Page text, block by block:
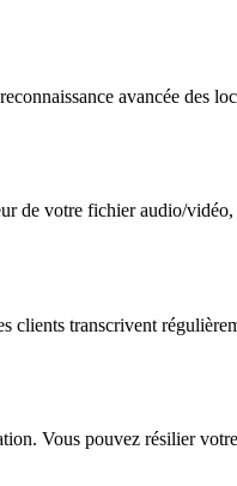
avancée des
de votre fichier audio/
transcrivent
Vous pouvez résilier